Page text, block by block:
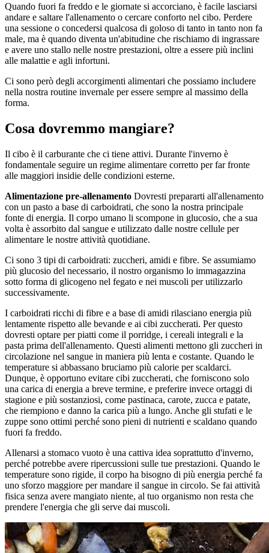
Quando fuori fa freddo e le giornate si accorciano, è facile lasciarsi
andare e saltare l'allenamento o cercare conforto nel cibo. Perdere
una sessione o concedersi qualcosa di goloso di tanto in tanto non fa
male, ma è quando diventa un'abitudine che rischiamo di ingrassare
e avere uno stallo nelle nostre prestazioni, oltre a essere più inclini
alle malattie e agli infortuni.
Ci sono però degli accorgimenti alimentari che possiamo includere
nella nostra routine invernale per essere sempre al massimo della
forma.
Cosa dovremmo mangiare?
Il cibo è il carburante che ci tiene attivi. Durante l'inverno è
fondamentale seguire un regime alimentare corretto per far fronte
alle maggiori insidie delle condizioni esterne.
Alimentazione pre-allenamento Dovresti prepararti all'allenamento
con un pasto a base di carboidrati, che sono la nostra principale
fonte di energia. Il corpo umano li scompone in glucosio, che a sua
volta è assorbito dal sangue e utilizzato dalle nostre cellule per
alimentare le nostre attività quotidiane.
Ci sono 3 tipi di carboidrati: zuccheri, amidi e fibre. Se assumiamo
più glucosio del necessario, il nostro organismo lo immagazzina
sotto forma di glicogeno nel fegato e nei muscoli per utilizzarlo
successivamente.
I carboidrati ricchi di fibre e a base di amidi rilasciano energia più
lentamente rispetto alle bevande e ai cibi zuccherati. Per questo
dovresti optare per piatti come il porridge, i cereali integrali e la
pasta prima dell'allenamento. Questi alimenti mettono gli zuccheri in
circolazione nel sangue in maniera più lenta e costante. Quando le
temperature si abbassano bruciamo più calorie per scaldarci.
Dunque, è opportuno evitare cibi zuccherati, che forniscono solo
una carica di energia a breve termine, e preferire invece ortaggi di
stagione e più sostanziosi, come pastinaca, carote, zucca e patate,
che riempiono e danno la carica più a lungo. Anche gli stufati e le
zuppe sono ottimi perché sono pieni di nutrienti e scaldano quando
fuori fa freddo.
Allenarsi a stomaco vuoto è una cattiva idea soprattutto d'inverno,
perché potrebbe avere ripercussioni sulle tue prestazioni. Quando le
temperature sono rigide, il corpo ha bisogno di più energia perché fa
uno sforzo maggiore per mandare il sangue in circolo. Se fai attività
fisica senza avere mangiato niente, al tuo organismo non resta che
prendere l'energia che gli serve dai muscoli.